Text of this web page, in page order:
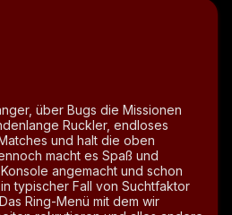
über Bugs die Missionen
Ruckler, endloses
und halt die oben
macht es Spaß und
angemacht und schon
typischer Fall von Suchtfaktor
Ring-Menü mit dem wir